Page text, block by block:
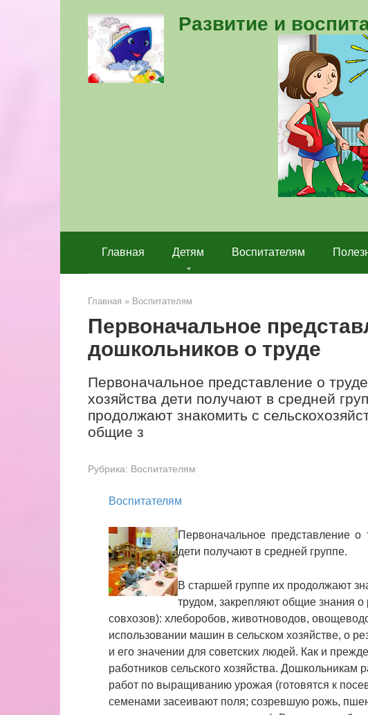
Развитие и
Главная Детям Воспитателям
Главная » Воспитателям
Первоначальное
дошкольников о труде
Первоначальное представление о
хозяйства дети получают в средней
продолжают знакомить с
общие з
Рубрика: Воспитателям
Воспитателям
Первоначальное представление о
дети получают в средней группе.
В старшей группе их продолжают
трудом, закрепляют общие знания о
совхозов): хлеборобов, животноводов,
использовании машин в сельском хозяйстве, о
и его значении для советских людей. Как и
работников сельского хозяйства. Дошкольникам
работ по выращиванию урожая (готовятся к
семенами засеивают поля; созревшую рожь,